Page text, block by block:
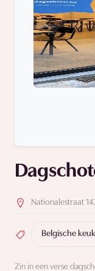
Nationalestraat
Belgische
Zin in een verse